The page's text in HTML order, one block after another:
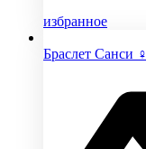
избранное
Браслет Санси ♀